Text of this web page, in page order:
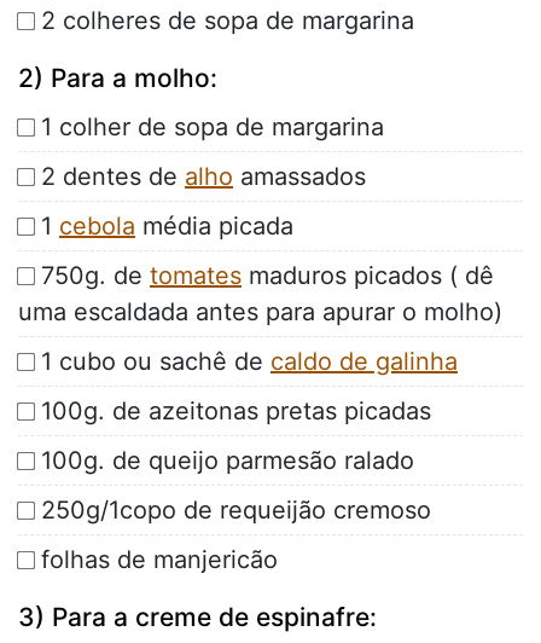
2 colheres de sopa de margarina
2) Para a molho:
1 colher de sopa de margarina
2 dentes de alho amassados
1 cebola média picada
750g. de tomates maduros picados ( dê
uma escaldada antes para apurar o molho)
1 cubo ou sachê de caldo de galinha
100g. de azeitonas pretas picadas
100g. de queijo parmesão ralado
250g/1copo de requeijão cremoso
folhas de manjericão
3) Para a creme de espinafre: